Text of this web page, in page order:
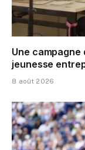
Une
jeunesse
8 août 2026